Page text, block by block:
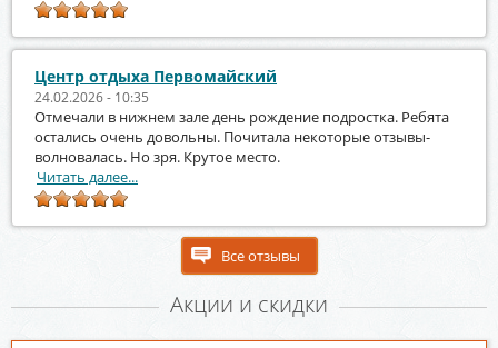
Центр отдыха Первомайский
24.02.2026 - 10:35
Отмечали в нижнем зале день рождение подростка. Ребята
остались очень довольны. Почитала некоторые отзывы-
волновалась. Но зря. Крутое место.
Читать далее...
Все отзывы
Акции и скидки